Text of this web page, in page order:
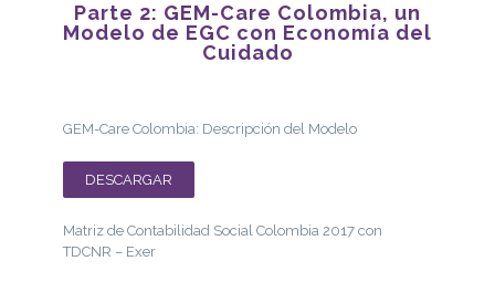
Parte 2: GEM-Care Colombia, un
Modelo de EGC con Economía del
Cuidado
GEM-Care Colombia: Descripción del Modelo
DESCARGAR
Matriz de Contabilidad Social Colombia 2017 con
TDCNR – Exer